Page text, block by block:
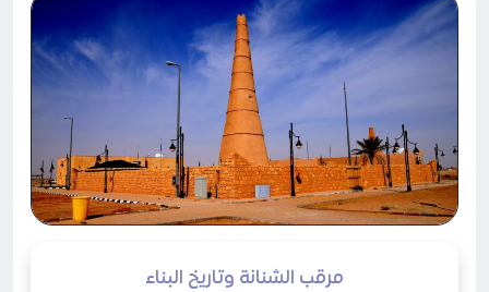
مرقب الشنانة وتاريخ البناء